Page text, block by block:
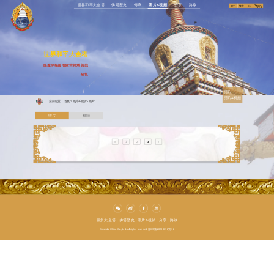
簡中 繁中 EN བོད་སྐད
世界和平大金塔 佛塔歷史 傳承 照片&視頻 分享 路線
世界和平大金塔
降魔見有義 如意吉祥塔 善哉
--- 恰扎
照片
照片&視頻
當前位置： 首頁 > 照片&視頻> 照片
照片 視頻
« 1 2 3 »
關於大金塔 | 佛塔歷史 |照片&視頻 | 分享 | 路線
Shiseido China Co., Ltd. All rights reserved 滬ICP備10203872號-12